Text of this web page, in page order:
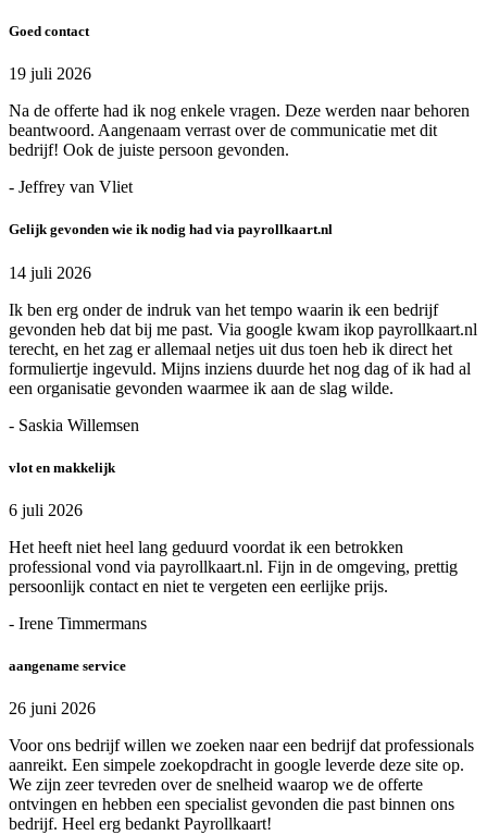
Goed contact
19 juli 2026
Na de offerte had ik nog enkele vragen. Deze werden naar behoren
beantwoord. Aangenaam verrast over de communicatie met dit
bedrijf! Ook de juiste persoon gevonden.
- Jeffrey van Vliet
Gelijk gevonden wie ik nodig had via payrollkaart.nl
14 juli 2026
Ik ben erg onder de indruk van het tempo waarin ik een bedrijf
gevonden heb dat bij me past. Via google kwam ikop payrollkaart.nl
terecht, en het zag er allemaal netjes uit dus toen heb ik direct het
formuliertje ingevuld. Mijns inziens duurde het nog dag of ik had al
een organisatie gevonden waarmee ik aan de slag wilde.
- Saskia Willemsen
vlot en makkelijk
6 juli 2026
Het heeft niet heel lang geduurd voordat ik een betrokken
professional vond via payrollkaart.nl. Fijn in de omgeving, prettig
persoonlijk contact en niet te vergeten een eerlijke prijs.
- Irene Timmermans
aangename service
26 juni 2026
Voor ons bedrijf willen we zoeken naar een bedrijf dat professionals
aanreikt. Een simpele zoekopdracht in google leverde deze site op.
We zijn zeer tevreden over de snelheid waarop we de offerte
ontvingen en hebben een specialist gevonden die past binnen ons
bedrijf. Heel erg bedankt Payrollkaart!